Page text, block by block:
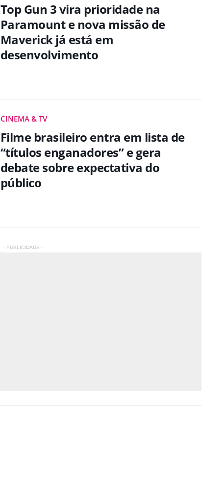
Top Gun 3 vira prioridade na
Paramount e nova missão de
Maverick já está em
desenvolvimento
CINEMA & TV
Filme brasileiro entra em lista de
“títulos enganadores” e gera
debate sobre expectativa do
público
- PUBLICIDADE -